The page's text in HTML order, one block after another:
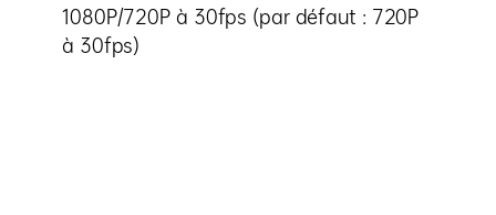
1080P/720P à 30fps (par défaut : 720P
à 30fps)